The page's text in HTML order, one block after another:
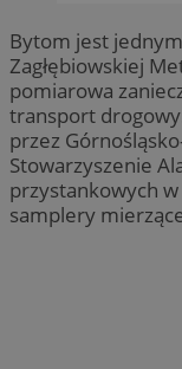
Bytom jest
Zagłębiowskiej
pomiarowa
transport
przez
Stowarzyszenie
przystankowych w
samplery